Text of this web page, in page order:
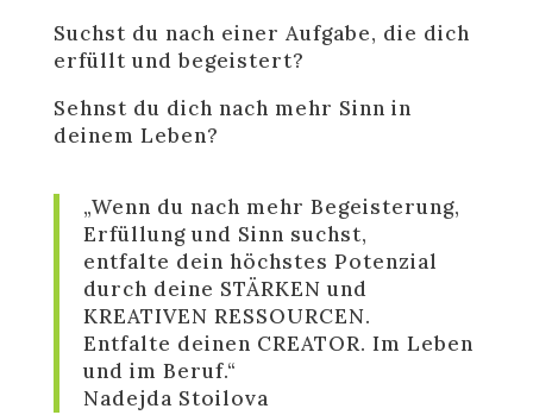
Suchst du nach einer Aufgabe, die dich
erfüllt und begeistert?
Sehnst du dich nach mehr Sinn in
deinem Leben?
„Wenn du nach mehr Begeisterung,
Erfüllung und Sinn suchst,
entfalte dein höchstes Potenzial
durch deine STÄRKEN und
KREATIVEN RESSOURCEN.
Entfalte deinen CREATOR. Im Leben
und im Beruf.“
Nadejda Stoilova